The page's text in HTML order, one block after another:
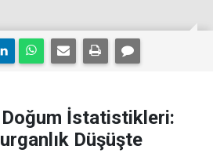
Doğum İstatistikleri:
Düşüşte